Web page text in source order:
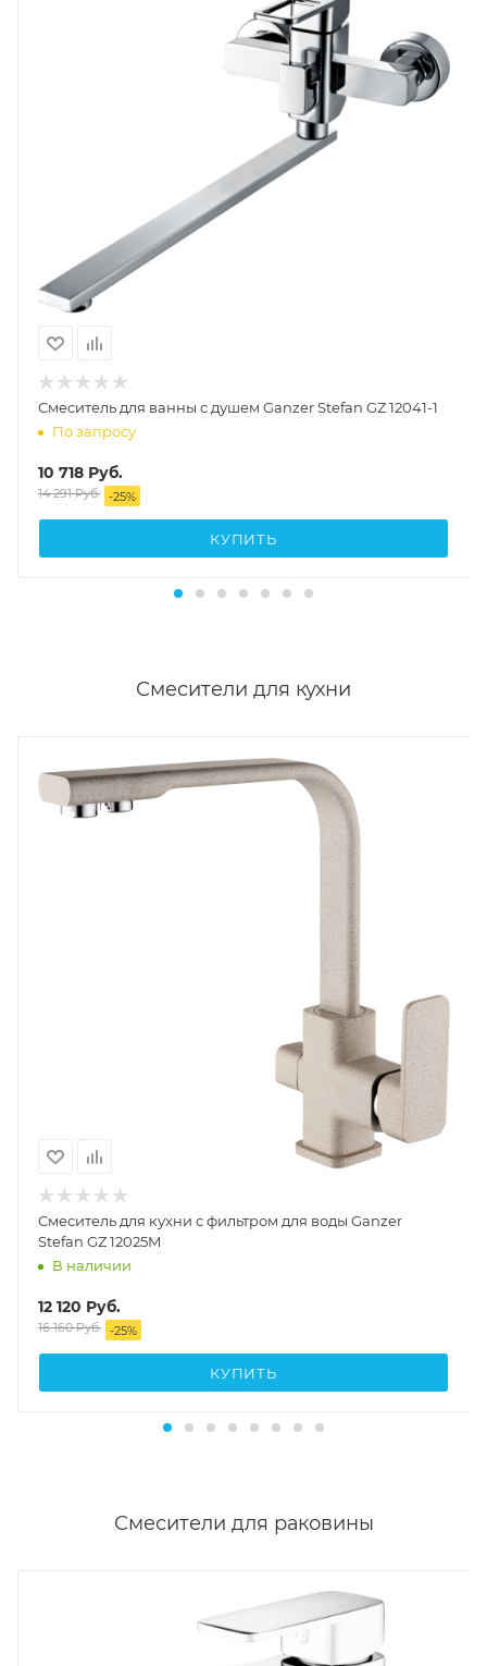
Смеситель для ванны с душем Ganzer Stefan GZ 12041-1
По запросу
10 718 Руб.
14 291Руб. -25%
КУПИТЬ
Смесители для кухни
Смеситель для кухни с фильтром для воды Ganzer
Stefan GZ 12025M
В наличии
12 120 Руб.
16 160Руб. -25%
КУПИТЬ
Смесители для раковины